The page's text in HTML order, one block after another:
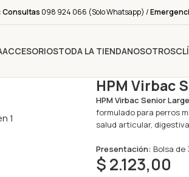
Consultas 098 924 066 (Solo Whatsapp) /
ACCESORIOSTODA LA TIENDANOSOTROS
HPM Virbac
HPM Virbac Senior
formulado para perros
salud articular,
Presentación: Bolsa de
$2.123,00